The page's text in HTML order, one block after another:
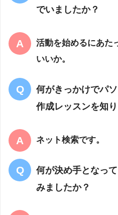
でいましたか？
活動を始めるにあた
いいか。
何がきっかけでパ
作成レッスンを知
ネット検索です。
何が決め手となっ
みましたか？